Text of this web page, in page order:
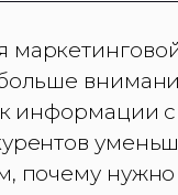
информации с
почему нужно